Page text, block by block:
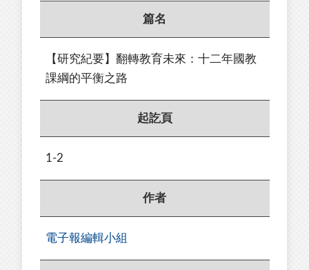
篇名
【研究紀要】翻轉教育未來：十二年國教
課綱的平衡之路
起訖頁
1-2
作者
電子報編輯小組